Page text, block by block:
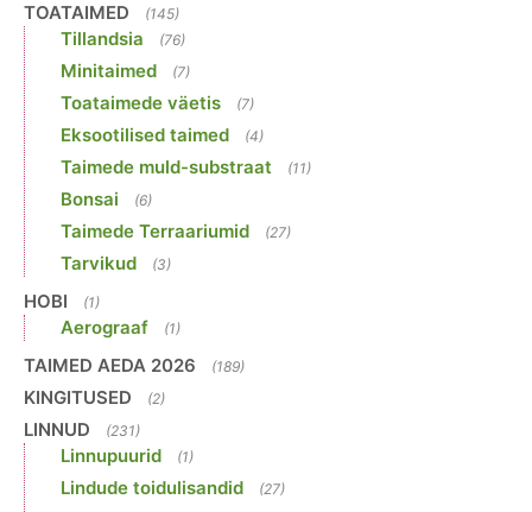
TOATAIMED (145)
Tillandsia (76)
Minitaimed (7)
Toataimede väetis (7)
Eksootilised taimed (4)
Taimede muld-substraat (11)
Bonsai (6)
Taimede Terraariumid (27)
Tarvikud (3)
HOBI (1)
Aerograaf (1)
TAIMED AEDA 2026 (189)
KINGITUSED (2)
LINNUD (231)
Linnupuurid (1)
Lindude toidulisandid (27)